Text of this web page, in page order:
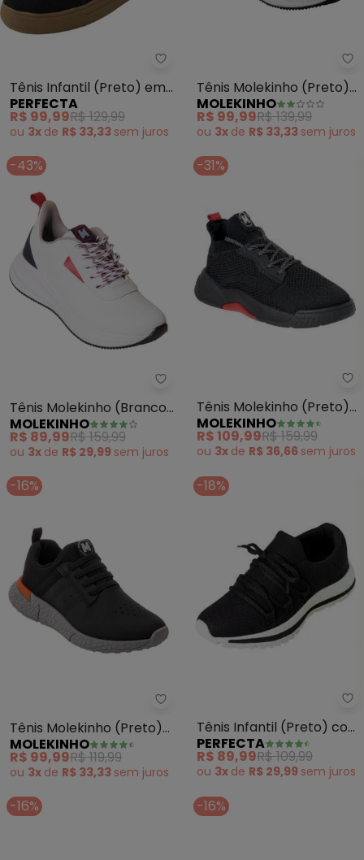
Perfecta - Tênis Infantil
Tênis Infantil (Preto) em
Camurção
PERFECTA
R$ 99,99R$ 129,99
ou 3x de R$ 33,33 sem juros
Tênis Molekinho (Preto)
em Tecido
MOLEKINHO
R$ 99,99R$ 139,99
ou 3x de R$ 33,33 sem juros
-43%
Molekinho - Tênis Molekinho
Tênis Molekinho (Branco)
em Sintético
MOLEKINHO
R$ 89,99R$ 159,99
ou 3x de R$ 29,99 sem juros
-31%
Tênis Molekinho (Preto)
em Tecido
MOLEKINHO
R$ 109,99R$ 159,99
ou 3x de R$ 36,66 sem juros
-16%
Molekinho - Tênis Molekinho
Tênis Molekinho (Preto)
em Sintético
MOLEKINHO
R$ 99,99R$ 119,99
ou 3x de R$ 33,33 sem juros
-18%
Tênis Infantil (Preto) com
Ioiô
PERFECTA
R$ 89,99R$ 109,99
ou 3x de R$ 29,99 sem juros
-16% -16%